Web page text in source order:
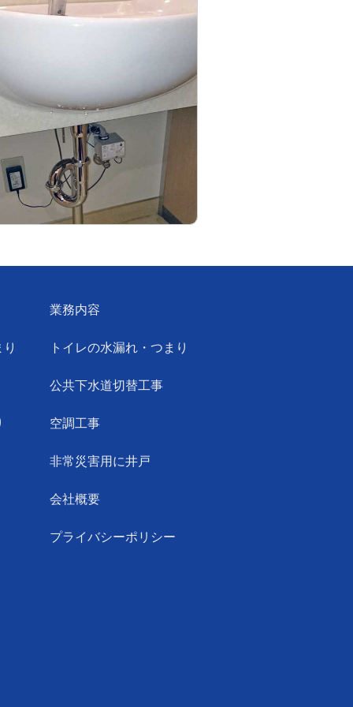
業務内容
トイレの水漏れ・つまり
公共下水道切替工事
空調工事
非常災害用に井戸
会社概要
プライバシーポリシー